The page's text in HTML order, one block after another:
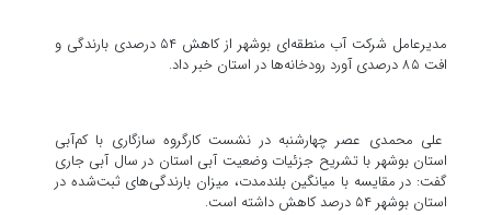
مدیرعامل شرکت آب منطقه‌ای بوشهر از کاهش ۵۴ درصدی بارندگی و
افت ۸۵ درصدی آورد رودخانه‌ها در استان خبر داد.
علی محمدی عصر چهارشنبه در نشست کارگروه سازگاری با کم‌آبی
استان بوشهر با تشریح جزئیات وضعیت آبی استان در سال آبی جاری
گفت: در مقایسه با میانگین بلندمدت، میزان بارندگی‌های ثبت‌شده در
استان بوشهر ۵۴ درصد کاهش داشته است.